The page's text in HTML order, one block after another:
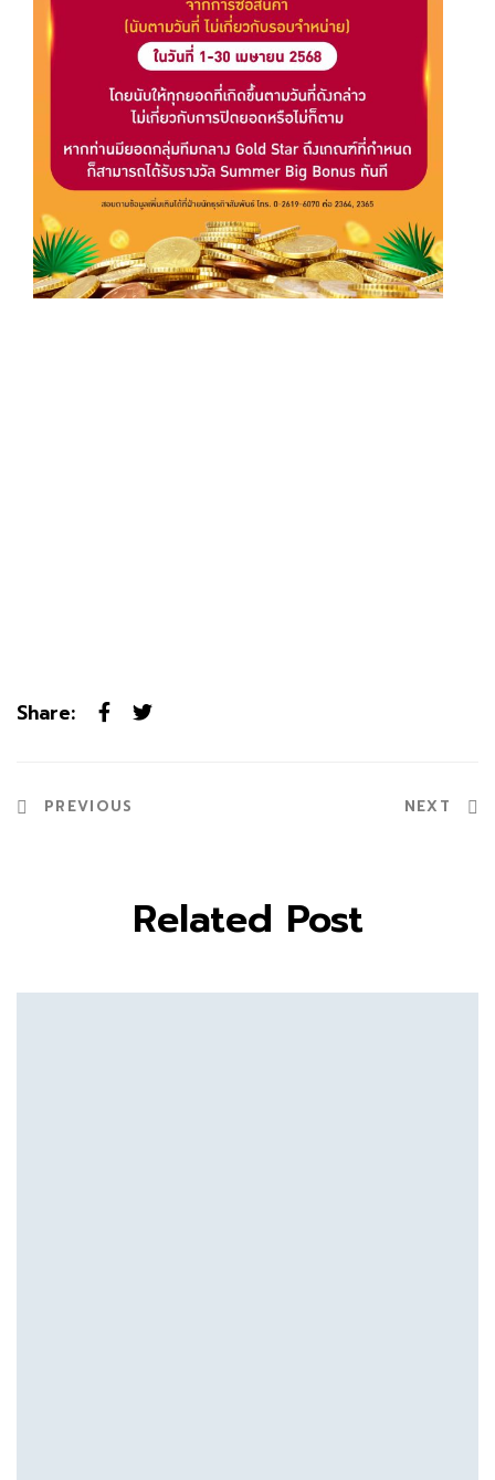
Share:
PREVIOUS NEXT
Related Post